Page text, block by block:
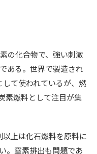
の化合物で、強い刺激
ある。世界で製造され
て使われているが、燃
素燃料として注目が集
上は化石燃料を原料に
。窒素排出も問題であ